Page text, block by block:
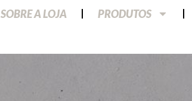
SOBRE A LOJA PRODUTOS